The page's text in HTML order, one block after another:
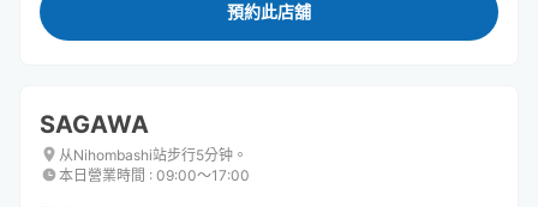
預約此店舖
SAGAWA
从Nihombashi站步行5分钟。
本日營業時間 : 09:00〜17:00